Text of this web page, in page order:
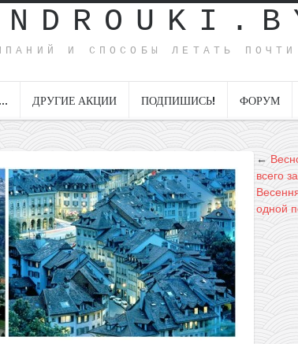
И СПОСОБЫ ЛЕТАТЬ ПОЧТИ
ДРУГИЕ АКЦИИ ПОДПИШИСЬ! ФОРУМ
←
всего
одной